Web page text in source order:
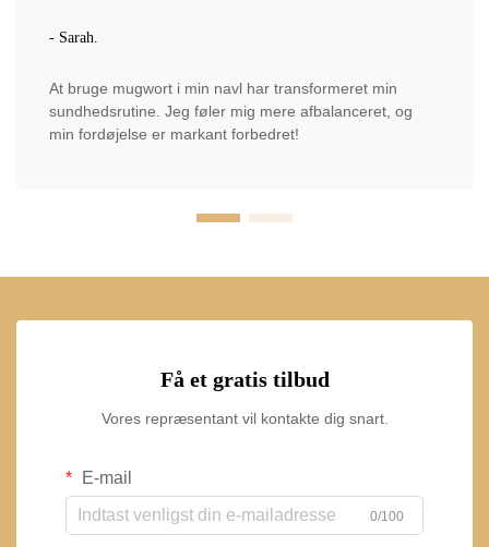
- Sarah.
At bruge mugwort i min navl har transformeret min
sundhedsrutine. Jeg føler mig mere afbalanceret, og
min fordøjelse er markant forbedret!
Få et gratis tilbud
Vores repræsentant vil kontakte dig snart.
E-mail
0/100